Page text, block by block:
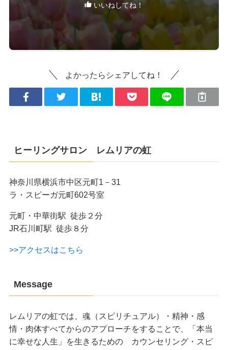
いいねしてね！
よかったらシェアしてね！
ヒーリングサロン レムリアの虹
神奈川県横浜市中区元町1－31
ラ・スピーガ元町602号室
元町・中華街駅 徒歩２分
JR石川町駅 徒歩８分
>>アクセスはこちら
Message
レムリアの虹では、魂（スピリチュアル）・精神・感
情・肉体すべてからのアプローチをすることで、「本当
に幸せな人生」を生きるための カウンセリング・スピ